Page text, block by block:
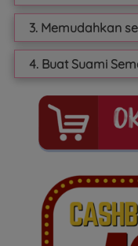
3. Memudahkan
4. Buat Suami